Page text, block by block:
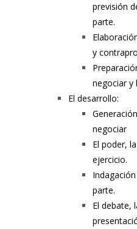
previsión
parte.
y
negociar y
El desarrollo:
negociar
El poder,
ejercicio.
parte.
El debate,